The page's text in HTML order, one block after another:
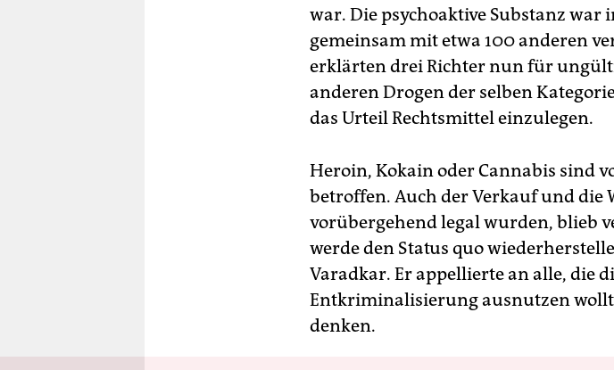
war. Die psychoaktive Substanz war
gemeinsam mit etwa 100 anderen
erklärten drei Richter nun für
anderen Drogen der selben
das Urteil Rechtsmittel einzulegen.
Heroin, Kokain oder Cannabis sind
betroffen. Auch der Verkauf und die
vorübergehend legal wurden, blieb
werde den Status quo
Varadkar. Er appellierte an alle, die
Entkriminalisierung ausnutzen
denken.